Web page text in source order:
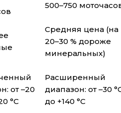
500–750
Средняя цена (на
20–30 % дороже
минеральных)
от –20
°C
Расширенный
диапазон: от –30
до +140 °C